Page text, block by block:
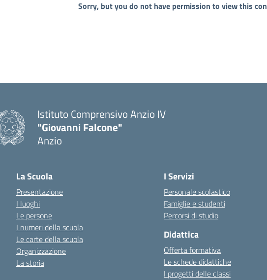
Sorry, but you do not have permission to view this
Istituto Comprensivo Anzio IV
"Giovanni Falcone"
Anzio
La Scuola
Presentazione
I luoghi
Le persone
I numeri della scuola
Le carte della scuola
Organizzazione
La storia
I Servizi
Personale scolastico
Famiglie e studenti
Percorsi di studio
Didattica
Offerta formativa
Le schede didattiche
I progetti delle classi